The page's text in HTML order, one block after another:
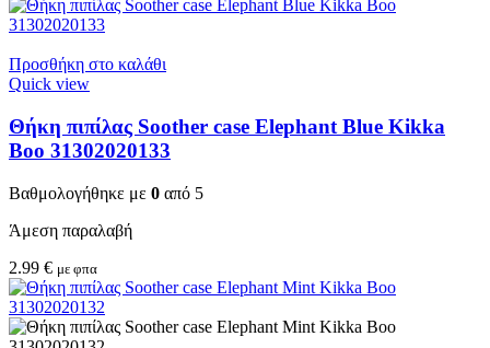
Προσθήκη στο καλάθι
Quick view
Θήκη πιπίλας Soother case Elephant Blue Kikka
Boo 31302020133
Βαθμολογήθηκε με 0 από 5
Άμεση παραλαβή
2.99 € με φπα